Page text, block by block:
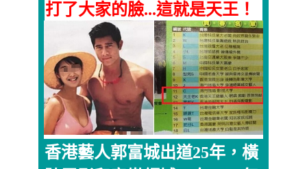
打了大家的臉...這就是天王！
香港藝人郭富城出道25年，橫